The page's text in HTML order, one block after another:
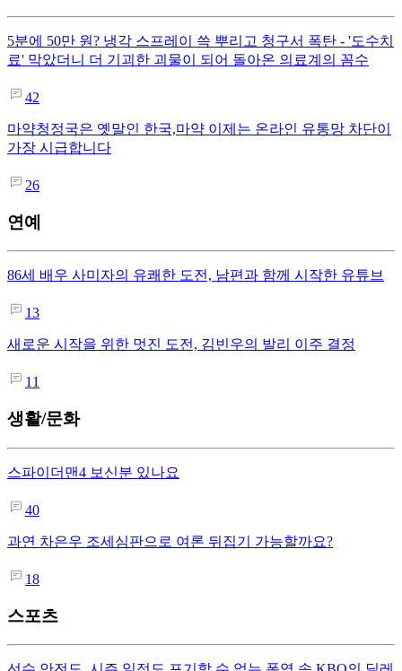
5분에 50만 원? 냉각 스프레이 쓱 뿌리고 청구서 폭탄 - '도수치
료' 막았더니 더 기괴한 괴물이 되어 돌아온 의료계의 꼼수
42
마약청정국은 옛말인 한국,마약 이제는 온라인 유통망 차단이
가장 시급합니다
26
연예
86세 배우 사미자의 유쾌한 도전, 남편과 함께 시작한 유튜브
13
새로운 시작을 위한 멋진 도전, 김빈우의 발리 이주 결정
11
생활/문화
스파이더맨4 보신분 있나요
40
과연 차은우 조세심판으로 여론 뒤집기 가능할까요?
18
스포츠